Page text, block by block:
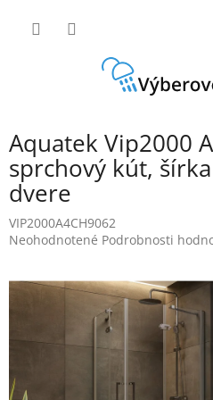
Aquatek Vip2000
sprchový kút,
dvere
VIP2000A4CH9062
Priemerné
je
Neohodnotené Podrobnosti